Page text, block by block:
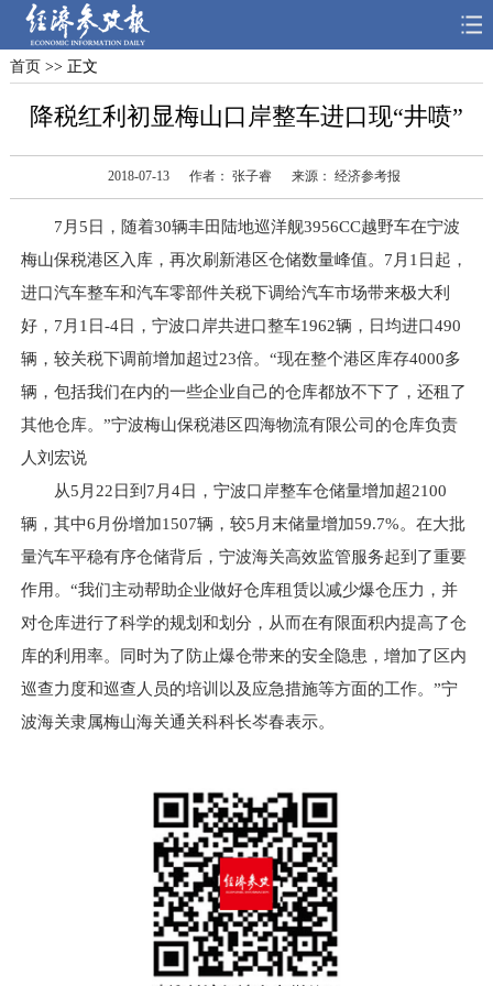
首页 深度 思想
首页 >> 正文
降税红利初显梅山口岸整车进口现“井喷”
2018-07-13 作者： 张子睿 来源： 经济参考报
7月5日，随着30辆丰田陆地巡洋舰3956CC越野车在宁波
梅山保税港区入库，再次刷新港区仓储数量峰值。7月1日起，
进口汽车整车和汽车零部件关税下调给汽车市场带来极大利
好，7月1日-4日，宁波口岸共进口整车1962辆，日均进口490
辆，较关税下调前增加超过23倍。“现在整个港区库存4000多
辆，包括我们在内的一些企业自己的仓库都放不下了，还租了
其他仓库。”宁波梅山保税港区四海物流有限公司的仓库负责
人刘宏说
从5月22日到7月4日，宁波口岸整车仓储量增加超2100
辆，其中6月份增加1507辆，较5月末储量增加59.7%。在大批
量汽车平稳有序仓储背后，宁波海关高效监管服务起到了重要
作用。“我们主动帮助企业做好仓库租赁以减少爆仓压力，并
对仓库进行了科学的规划和划分，从而在有限面积内提高了仓
库的利用率。同时为了防止爆仓带来的安全隐患，增加了区内
巡查力度和巡查人员的培训以及应急措施等方面的工作。”宁
波海关隶属梅山海关通关科科长岑春表示。